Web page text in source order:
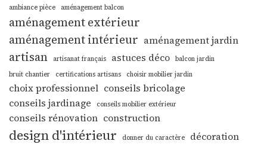
ambiance pièce aménagement balcon
aménagement extérieur
aménagement intérieur aménagement jardin
artisan artisanat français astuces déco balcon jardin
bruit chantier
certifications artisans choisir mobilier jardin
choix professionnel conseils bricolage
conseils jardinage
conseils mobilier extérieur
conseils rénovation construction
design d'intérieur donner du caractère décoration